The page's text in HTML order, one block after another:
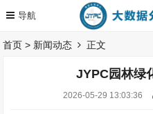
首页 > 新闻动态 正文
JYPC园林绿
2026-05-29 13:03:36